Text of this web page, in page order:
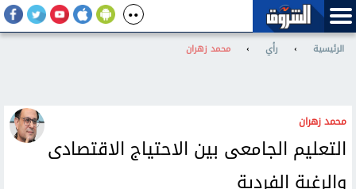
الرئيسية › رأي › محمد زهران
محمد زهران
التعليم الجامعى بين الاحتياج الاقتصادى